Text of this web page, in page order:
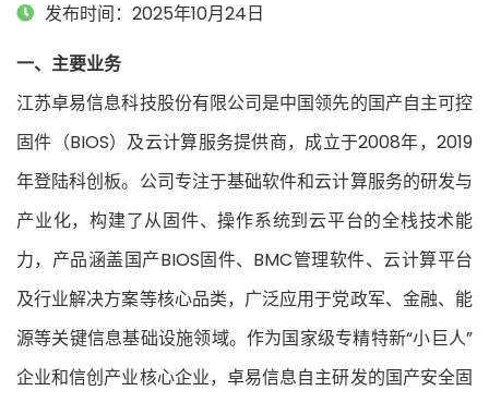
发布时间：2025年10月24日
一、主要业务
江苏卓易信息科技股份有限公司是中国领先的国产自主可控
固件（BIOS）及云计算服务提供商，成立于2008年，2019
年登陆科创板。公司专注于基础软件和云计算服务的研发与
产业化，构建了从固件、操作系统到云平台的全栈技术能
力，产品涵盖国产BIOS固件、BMC管理软件、云计算平台
及行业解决方案等核心品类，广泛应用于党政军、金融、能
源等关键信息基础设施领域。作为国家级专精特新“小巨人”
企业和信创产业核心企业，卓易信息自主研发的国产安全固